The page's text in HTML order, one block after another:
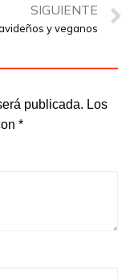
SIGUIENTE
y veganos
publicada. Los
*